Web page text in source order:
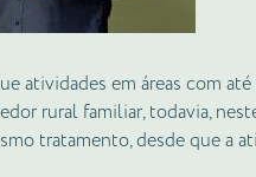
atividades em áreas com
rural familiar, todavia,
tratamento, desde que a